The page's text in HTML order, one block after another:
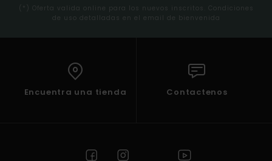
(*) Oferta valida online para los nuevos inscritos. Condiciones
de uso detalladas en el email de bienvenida
Encuentra una tienda Contactenos